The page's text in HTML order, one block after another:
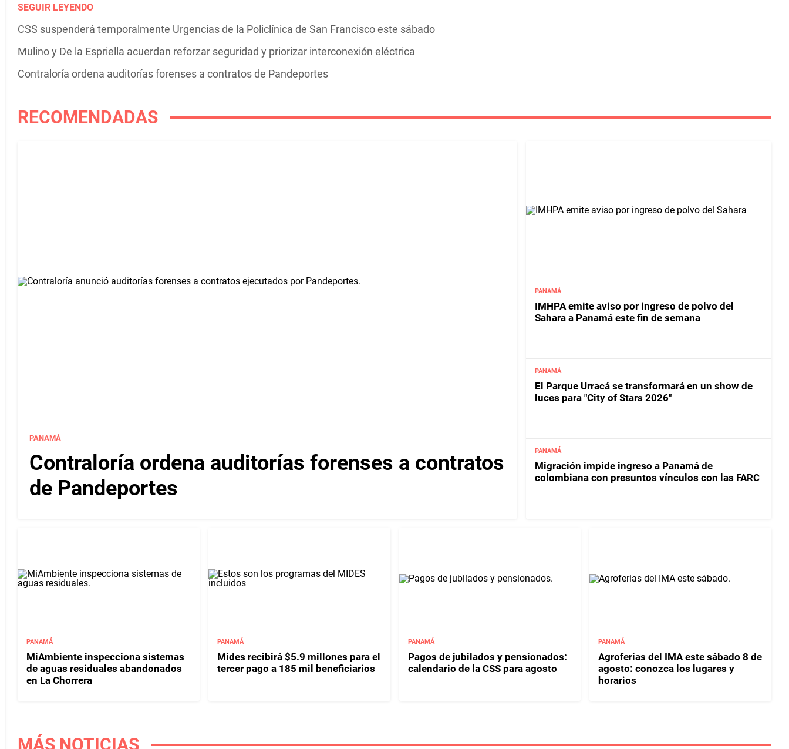
SEGUIR LEYENDO
CSS suspenderá temporalmente Urgencias de la Policlínica de San Francisco este sábado
Mulino y De la Espriella acuerdan reforzar seguridad y priorizar interconexión eléctrica
Contraloría ordena auditorías forenses a contratos de Pandeportes
RECOMENDADAS
PANAMÁ
Contraloría ordena auditorías forenses a contratos
de Pandeportes
PANAMÁ
IMHPA emite aviso por ingreso de polvo del
Sahara a Panamá este fin de semana
PANAMÁ
El Parque Urracá se transformará en un show de
luces para "City of Stars 2026"
PANAMÁ
Migración impide ingreso a Panamá de
colombiana con presuntos vínculos con las FARC
PANAMÁ
MiAmbiente inspecciona sistemas
de aguas residuales abandonados
en La Chorrera
PANAMÁ
Mides recibirá $5.9 millones para el
tercer pago a 185 mil beneficiarios
PANAMÁ
Pagos de jubilados y pensionados:
calendario de la CSS para agosto
PANAMÁ
Agroferias del IMA este sábado 8 de
agosto: conozca los lugares y
horarios
MÁS NOTICIAS